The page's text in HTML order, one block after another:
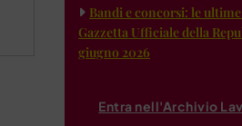
Bandi e concorsi: le
Gazzetta Ufficiale della
giugno 2026
Entra nell'Archivio